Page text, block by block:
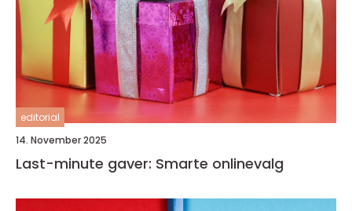
editorial
14. November 2025
Last-minute gaver: Smarte onlinevalg